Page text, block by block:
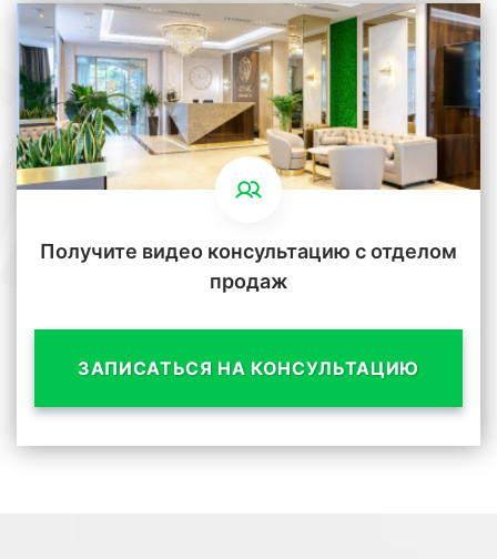
Получите видео консультацию с отделом
продаж
ЗАПИСАТЬСЯ НА КОНСУЛЬТАЦИЮ